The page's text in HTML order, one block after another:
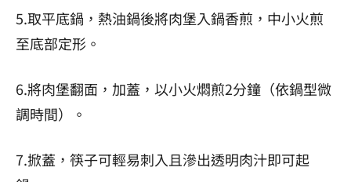
5.取平底鍋，熱油鍋後將肉堡入鍋香煎，中小火煎
至底部定形。
6.將肉堡翻面，加蓋，以小火燜煎2分鐘（依鍋型微
調時間）。
7.掀蓋，筷子可輕易刺入且滲出透明肉汁即可起